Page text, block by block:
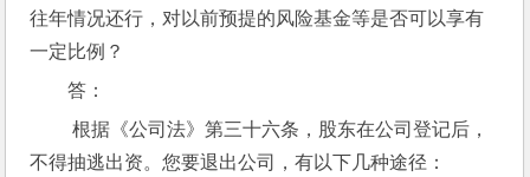
往年情况还行，对以前预提的风险基金等是否可以享有
一定比例？
答：
根据《公司法》第三十六条，股东在公司登记后，
不得抽逃出资。您要退出公司，有以下几种途径：